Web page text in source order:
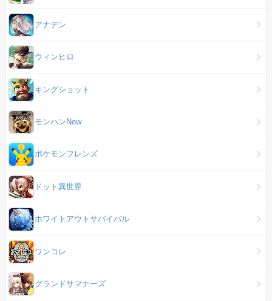
アナデン
ウィンヒロ
キングショット
モンハンNow
ポケモンフレンズ
ドット異世界
ホワイトアウトサバイバル
ワンコレ
グランドサマナーズ